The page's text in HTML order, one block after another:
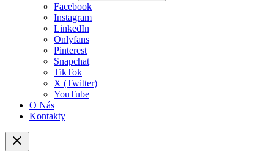
Facebook
Instagram
LinkedIn
Onlyfans
Pinterest
Snapchat
TikTok
X (Twitter)
YouTube
O Nás
Kontakty